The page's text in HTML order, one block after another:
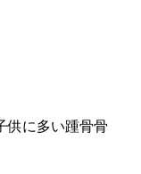
供に多い踵骨骨